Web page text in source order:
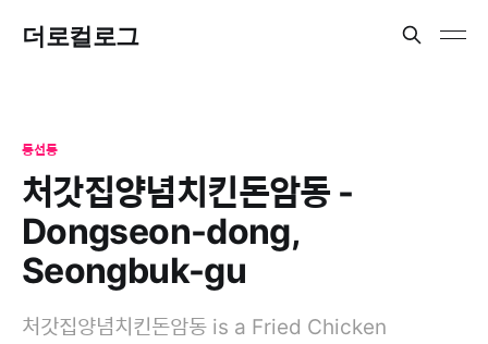
더로컬로그
동선동
처갓집양념치킨돈암동 -
Dongseon-dong,
Seongbuk-gu
처갓집양념치킨돈암동 is a Fried Chicken